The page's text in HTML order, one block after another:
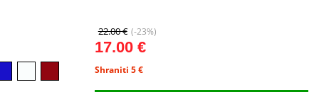
22.00 € (-23%)
17.00 €
Shraniti 5€